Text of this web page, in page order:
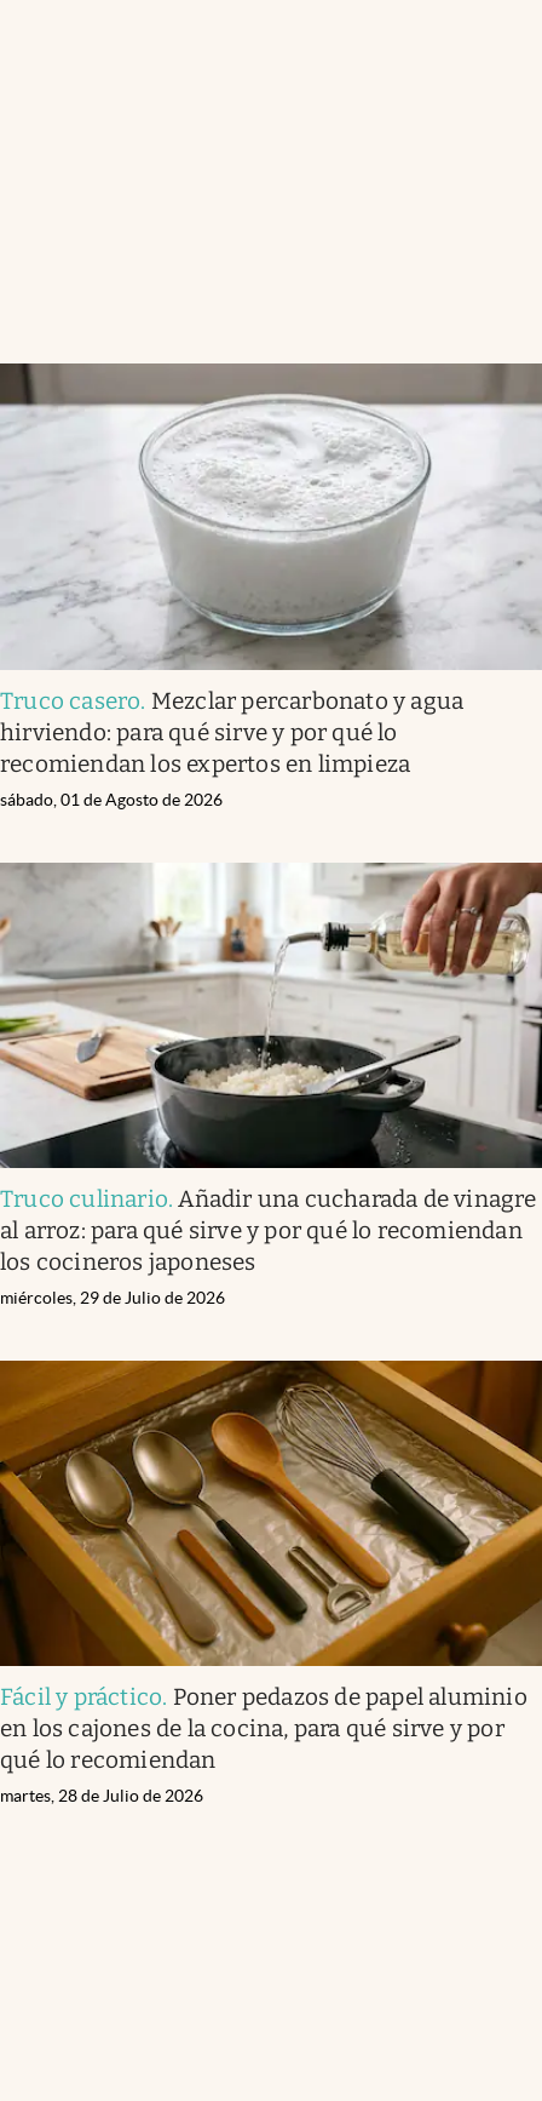
Truco casero. Mezclar percarbonato y agua
hirviendo: para qué sirve y por qué lo
recomiendan los expertos en limpieza
sábado, 01 de Agosto de 2026
Truco culinario.Añadir una cucharada de vinagre
al arroz: para qué sirve y por qué lo recomiendan
los cocineros japoneses
miércoles, 29 de Julio de 2026
Fácil y práctico. Poner pedazos de papel aluminio
en los cajones de la cocina, para qué sirve y por
qué lo recomiendan
martes, 28 de Julio de 2026